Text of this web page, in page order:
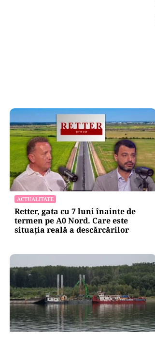
ACTUALITATE
Retter, gata cu 7 luni înainte de
termen pe A0 Nord. Care este
situația reală a descărcărilor